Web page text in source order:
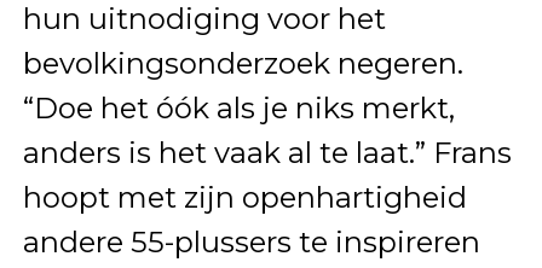
hun uitnodiging voor het
bevolkingsonderzoek negeren.
“Doe het óók als je niks merkt,
anders is het vaak al te laat.” Frans
hoopt met zijn openhartigheid
andere 55-plussers te inspireren